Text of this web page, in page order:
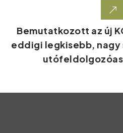
Bemutatkozott az új
eddigi legkisebb,